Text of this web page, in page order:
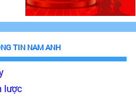
TIN NAM ANH
lược